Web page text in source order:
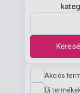
Akciós
Új